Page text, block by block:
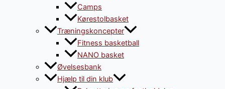
Camps
Kørestolbasket
Træningskoncepter
Fitness basketball
NANO basket
Øvelsesbank
Hjælp til din klub